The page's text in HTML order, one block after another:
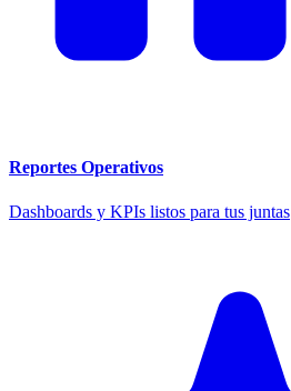
Reportes Operativos
Dashboards y KPIs listos para tus juntas